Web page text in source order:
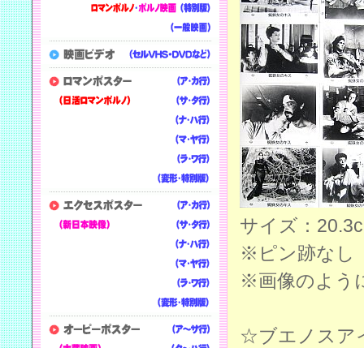
サイズ：
※ピン跡なし
※画像のよう
☆ブエノスア